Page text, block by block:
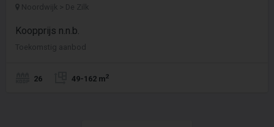
Noordwijk > De Zilk
Koopprijs n.n.b.
Toekomstig aanbod
26 49-162 m2